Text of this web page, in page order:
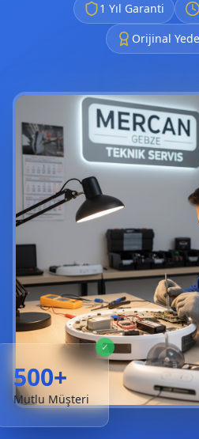
1 Yıl Garanti
Orijinal
500+
Mutlu Müşteri
✓